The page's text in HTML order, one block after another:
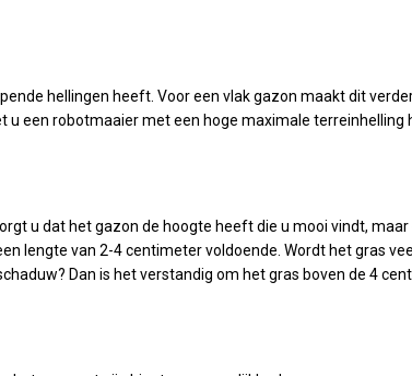
hellingen heeft. Voor een vlak gazon maakt dit
een robotmaaier met een hoge maximale terreinhelling
u dat het gazon de hoogte heeft die u mooi vindt,
lengte van 2-4 centimeter voldoende. Wordt het gras
Dan is het verstandig om het gras boven de 4